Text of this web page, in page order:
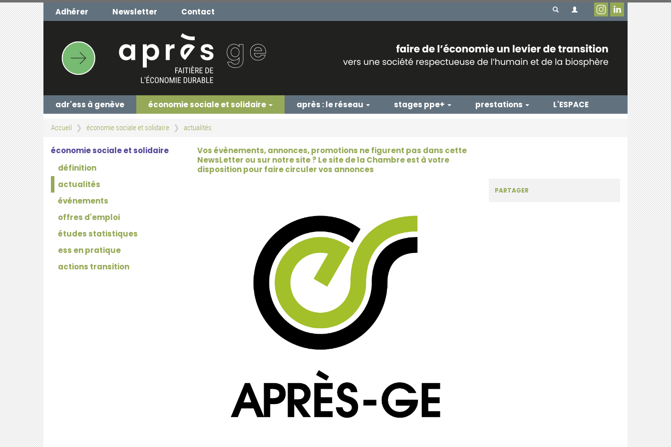
Aller
au
contenu
principal
Adhérer Newsletter Contact
adr'ess à genève économie sociale et solidaire après : le réseau stages ppe+ prestations L'ESPACE
Accueil économie sociale et solidaire actualités
économie sociale et solidaire
définition
actualités
événements
offres d'emploi
études statistiques
ess en pratique
actions transition
Vos évènements, annonces, promotions ne figurent pas dans cette
NewsLetter ou sur notre site ? Le site de la Chambre est à votre
disposition pour faire circuler vos annonces
PARTAGER